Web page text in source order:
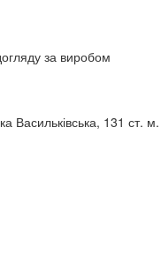
за виробом
Васильківська, 131 ст. м.